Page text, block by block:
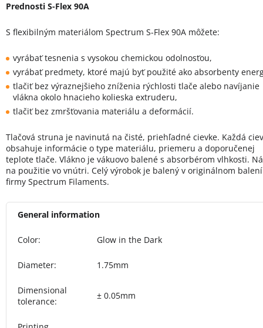
Prednosti S-Flex 90A
S flexibilným materiálom Spectrum S-Flex 90A môžete:
vyrábať tesnenia s vysokou chemickou odolnosťou,
vyrábať predmety, ktoré majú byť použité ako absorbenty
tlačiť bez výraznejšieho zníženia rýchlosti tlače alebo navíjanie
vlákna okolo hnacieho kolieska extruderu,
tlačiť bez zmršťovania materiálu a deformácií.
Tlačová struna je navinutá na čisté, priehľadné cievke. Každá
obsahuje informácie o type materiálu, priemeru a doporučenej
teplote tlače. Vlákno je vákuovo balené s absorbérom vlhkosti.
na použitie vo vnútri. Celý výrobok je balený v originálnom balení
firmy Spectrum Filaments.
General information
Color: Glow in the Dark
Diameter: 1.75mm
Dimensional
tolerance:
± 0.05mm